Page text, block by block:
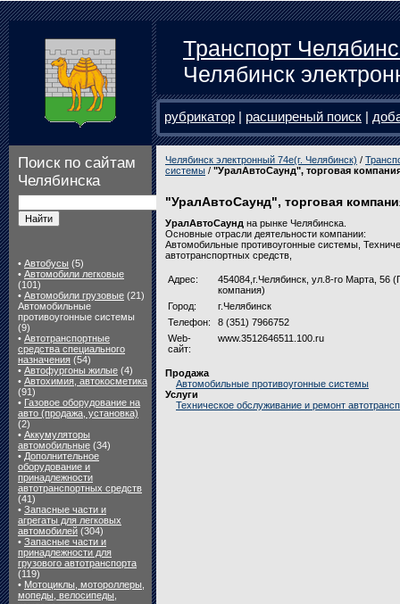
Транспорт
Челябинск
рубрикатор | расширеный поиск |
Поиск по сайтам
Челябинска
• Автобусы (5)
• Автомобили легковые
(101)
• Автомобили грузовые (21)
Автомобильные
противоугонные системы
(9)
• Автотранспортные
средства специального
назначения (54)
• Автофургоны жилые (4)
• Автохимия, автокосметика
(91)
• Газовое оборудование на
авто (продажа, установка)
(2)
• Аккумуляторы
автомобильные (34)
• Дополнительное
оборудование и
принадлежности
автотранспортных средств
(41)
• Запасные части и
агрегаты для легковых
автомобилей (304)
• Запасные части и
принадлежности для
грузового автотранспорта
(119)
• Мотоциклы, мотороллеры,
мопеды, велосипеды,
Челябинск электронный 74e(г. Челябинск) /
системы / "УралАвтоСаунд", торговая
"УралАвтоСаунд", торговая
УралАвтоСаунд на рынке Челябинска.
Основные отрасли деятельности компании:
Автомобильные противоугонные системы,
автотранспортных средств,
Адрес:
454084,г.Челябинск, ул.8-го Марта,
компания)
Город:
г.Челябинск
Телефон:
8 (351) 7966752
Web-
сайт:
www.3512646511.100.ru
Продажа
Автомобильные противоугонные системы
Услуги
Техническое обслуживание и ремонт